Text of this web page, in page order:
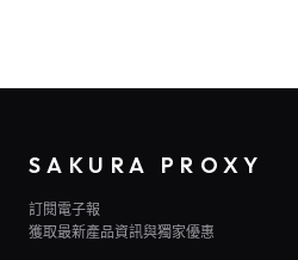
SAKURA PROXY
訂閱電子報
獲取最新產品資訊與獨家優惠